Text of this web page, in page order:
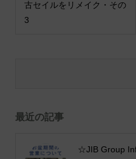
古セイルをリメイク・その
3
最近の記事
☆JIB Group